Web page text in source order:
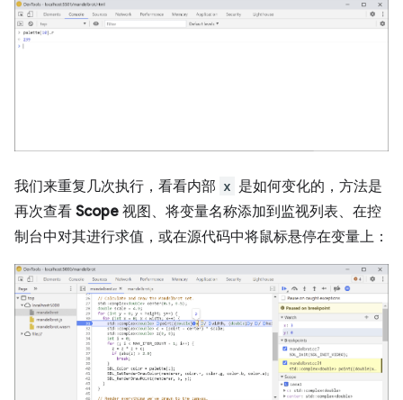
我们来重复几次执行，看看内部 x 是如何变化的，方法是
再次查看 Scope 视图、将变量名称添加到监视列表、在控
制台中对其进行求值，或在源代码中将鼠标悬停在变量上：